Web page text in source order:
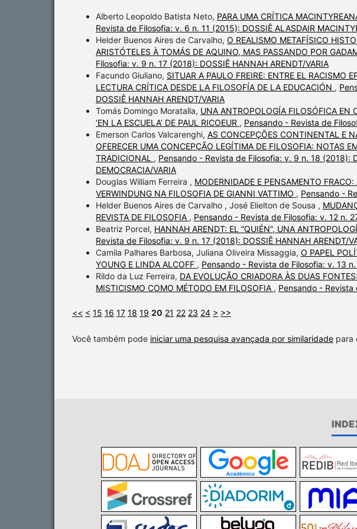
Alberto Leopoldo Batista Neto, PARA UMA CRÍTICA
Revista de Filosofia: v. 6 n. 11 (2015): DOSSIÊ ALASDAIR
Helder Buenos Aires de Carvalho, O REALISMO METAFÍSICO
ARISTÓTELES À TOMÁS DE AQUINO, MAS PASSANDO POR
Filosofia: v. 9 n. 17 (2018): DOSSIÊ HANNAH ARENDT/VARIA
Facundo Giuliano, SITUAR A PAULO FREIRE: ENTRE EL RACISMO
LECTURA CRÍTICA DESDE LA FILOSOFÍA DE LA EDUCACIÓN ,
DOSSIÊ HANNAH ARENDT/VARIA
Tomás Domingo Moratalla, UNA ANTROPOLOGÍA FILOSÓFICA EN
‘EN LA ESCUELA’ DE PAUL RICOEUR , Pensando - Revista de
Emerson Carlos Valcarenghi, AS CONCEPÇÕES CONTINENTAL E
OFERECER UMA CONCEPÇÃO LEGÍTIMA DE FILOSOFIA: NOTAS
TRADICIONAL , Pensando - Revista de Filosofia: v. 9 n. 18 (2018):
DEMOCRACIA/VARIA
Douglas William Ferreira , MODERNIDADE E PENSAMENTO
VERWINDUNG NA FILOSOFIA DE GIANNI VATTIMO , Pensando -
Helder Buenos Aires de Carvalho , José Elielton de Sousa ,
REVISTA DE FILOSOFIA , Pensando - Revista de Filosofia: v. 12 n.
Beatriz Porcel, HANNAH ARENDT: EL “QUIÉN”, UNA
Revista de Filosofia: v. 9 n. 17 (2018): DOSSIÊ HANNAH ARENDT/
Camila Palhares Barbosa, Juliana Oliveira Missaggia, O PAPEL
YOUNG E LINDA ALCOFF , Pensando - Revista de Filosofia: v. 13
Rildo da Luz Ferreira, DA EVOLUÇÃO CRIADORA ÀS DUAS
MISTICISMO COMO MÉTODO EM FILOSOFIA , Pensando - Revista
<< < 15 16 17 18 19 20 21 22 23 24 > >>
Você também pode iniciar uma pesquisa avançada por similaridade para